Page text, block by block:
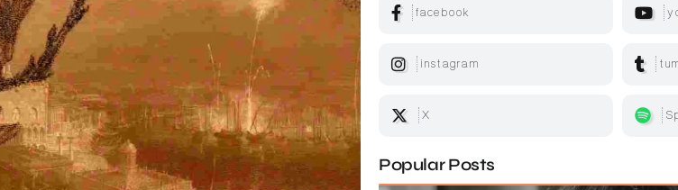
facebook
instagram
X
Popular Posts